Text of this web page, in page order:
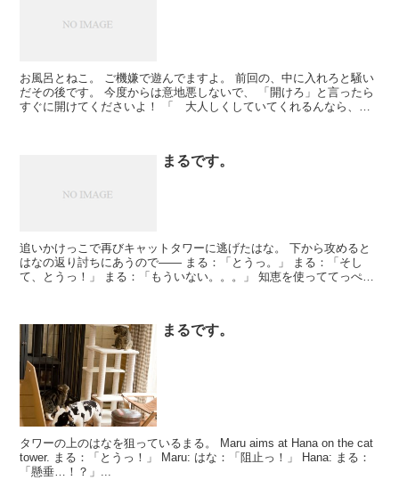
お風呂とねこ。 ご機嫌で遊んでますよ。 前回の、中に入れろと騒い
だその後です。 今度からは意地悪しないで、 「開けろ」と言ったら
すぐに開けてくださいよ！ 「 大人しくしていてくれるんなら、い
まるです。
追いかけっこで再びキャットタワーに逃げたはな。 下から攻めると
はなの返り討ちにあうので―― まる：「とうっ。」 まる：「そし
て、とうっ！」 まる：「もういない。。。」 知恵を使っててっぺん
まるです。
タワーの上のはなを狙っているまる。 Maru aims at Hana on the cat
tower. まる：「とうっ！」 Maru: はな：「阻止っ！」 Hana: まる：
「懸垂…！？」...